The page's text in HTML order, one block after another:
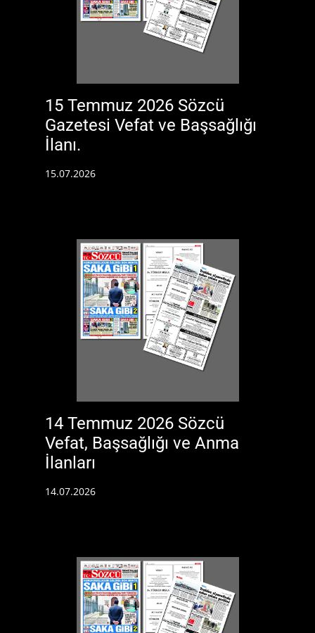
15 Temmuz 2026 Sözcü
Gazetesi Vefat ve Başsağlığı
İlanı.
15.07.2026
14 Temmuz 2026 Sözcü
Vefat, Başsağlığı ve Anma
İlanları
14.07.2026